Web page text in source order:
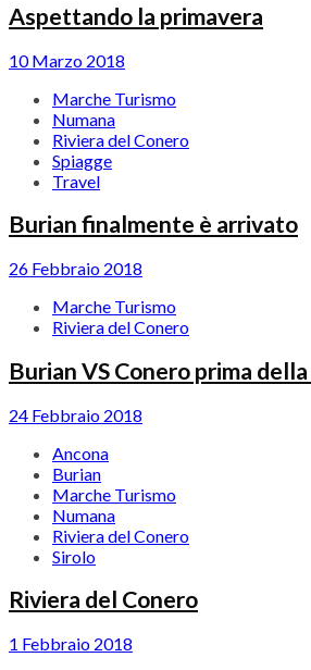
Aspettando la primavera
10 Marzo 2018
Marche Turismo
Numana
Riviera del Conero
Spiagge
Travel
Burian finalmente è arrivato
26 Febbraio 2018
Marche Turismo
Riviera del Conero
Burian VS Conero prima
24 Febbraio 2018
Ancona
Burian
Marche Turismo
Numana
Riviera del Conero
Sirolo
Riviera del Conero
1 Febbraio 2018